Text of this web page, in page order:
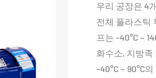
우리 공장은 4
전체 플라스틱
프는 -40°C ~
화수소, 지방
-40°C ~ 90°C